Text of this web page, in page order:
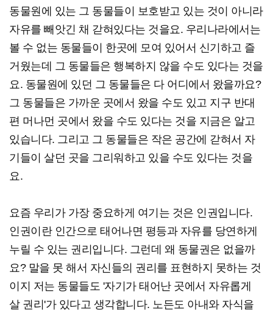
동물원에 있는 그 동물들이 보호받고 있는 것이 아니라
자유를 빼앗긴 채 갇혀있다는 것을요. 우리나라에서는
볼 수 없는 동물들이 한곳에 모여 있어서 신기하고 즐
거웠는데 그 동물들은 행복하지 않을 수도 있다는 것을
요. 동물원에 있던 그 동물들은 다 어디에서 왔을까요?
그 동물들은 가까운 곳에서 왔을 수도 있고 지구 반대
편 머나먼 곳에서 왔을 수도 있다는 것을 지금은 알고
있습니다. 그리고 그 동물들은 작은 공간에 갇혀서 자
기들이 살던 곳을 그리워하고 있을 수도 있다는 것을
요.
요즘 우리가 가장 중요하게 여기는 것은 인권입니다.
인권이란 인간으로 태어나면 평등과 자유를 당연하게
누릴 수 있는 권리입니다. 그런데 왜 동물권은 없을까
요? 말을 못 해서 자신들의 권리를 표현하지 못하는 것
이지 저는 동물들도 '자기가 태어난 곳에서 자유롭게
살 권리'가 있다고 생각합니다. 노든도 아내와 자식을